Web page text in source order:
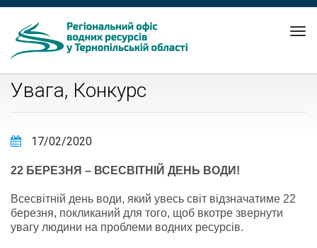
Увага, Конкурс
17/02/2020
22 БЕРЕЗНЯ – ВСЕСВІТНІЙ ДЕНЬ ВОДИ!
Всесвітній день води, який увесь світ відзначатиме 22
березня, покликаний для того, щоб вкотре звернути
увагу людини на проблеми водних ресурсів.